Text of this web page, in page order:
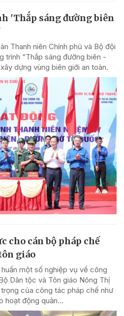
'Thắp sáng đường biên
Thanh niên Chính phủ và Bộ đội
trình “Thắp sáng đường biên -
dựng vùng biên giới an toàn.
cho cán bộ pháp chế
giáo
một số nghiệp vụ về công
Dân tộc và Tôn giáo Nông Thị
trọng của công tác pháp chế như
động quản...